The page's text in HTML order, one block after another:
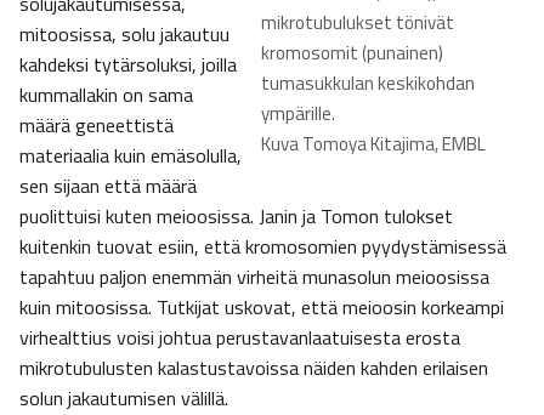
mikrotubulukset tönivät
kromosomit (punainen)
tumasukkulan keskikohdan
ympärille.
Kuva Tomoya Kitajima, EMBL
mitoosissa, solu jakautuu
kahdeksi tytärsoluksi, joilla
kummallakin on sama
määrä geneettistä
materiaalia kuin emäsolulla,
sen sijaan että määrä
puolittuisi kuten meioosissa. Janin ja Tomon tulokset
kuitenkin tuovat esiin, että kromosomien pyydystämisessä
tapahtuu paljon enemmän virheitä munasolun meioosissa
kuin mitoosissa. Tutkijat uskovat, että meioosin korkeampi
virhealttius voisi johtua perustavanlaatuisesta erosta
mikrotubulusten kalastustavoissa näiden kahden erilaisen
solun jakautumisen välillä.